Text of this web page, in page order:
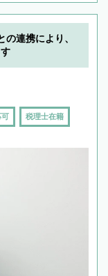
の連携により、
可 税理士在籍